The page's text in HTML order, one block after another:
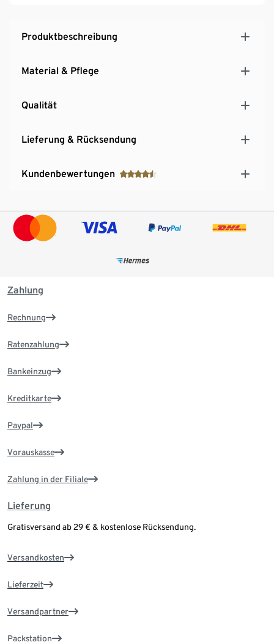
Produktbeschreibung
Material & Pflege
Qualität
Lieferung & Rücksendung
Kundenbewertungen
Zahlung
Rechnung
Ratenzahlung
Bankeinzug
Kreditkarte
Paypal
Vorauskasse
Zahlung in der Filiale
Lieferung
Gratisversand ab 29 € & kostenlose Rücksendung.
Versandkosten
Lieferzeit
Versandpartner
Packstation